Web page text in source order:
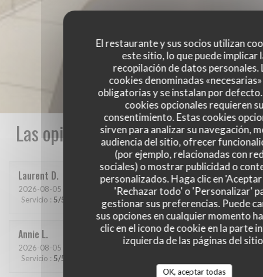
El restaurante y sus socios utilizan
este sitio, lo que puede implicar
recopilación de datos personales.
cookies denominadas
obligatorias y se instalan por
cookies opcionales requieren
consentimiento. Estas cookies
sirven para analizar su navegación,
audiencia del sitio, ofrecer
(por ejemplo, relacionadas con
sociales) o mostrar publicidad o
personalizados. Haga clic en
'Rechazar todo' o 'Personalizar'
gestionar sus preferencias. Puede
sus opciones en cualquier momento
clic en el icono de cookie en la parte
izquierda de las páginas del
OK, aceptar todas
Las opiniones de nuestros clientes
Laurent D
2026-08-05 - 12:45 - Invitados 2
Servicio : 5/5 /5 Menú Calidad / Precio 4/5
Annie L
2026-08-05 - 12:15 - Invitados 2
Servicio : 5/5